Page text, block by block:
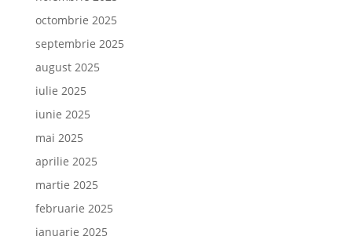
octombrie 2025
septembrie 2025
august 2025
iulie 2025
iunie 2025
mai 2025
aprilie 2025
martie 2025
februarie 2025
ianuarie 2025